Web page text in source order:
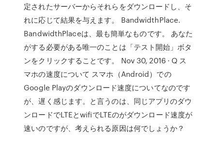
定されたサーバーからそれらをダウンロードし、そ
れに応じて結果を与えます。 BandwidthPlace.
BandwidthPlaceは、最も簡単なものです。 あなた
がする必要がある唯一のことは「テスト開始」ボタ
ンをクリックすることです。 Nov 30, 2016 · Q ス
マホの速度について スマホ（Android）での
Google Playのダウンロード速度についてなのです
が、遅く感じます。と言うのは、同じアプリのダウ
ンロードでLTEとwifiでLTEのがダウンロード速度が
速いのですが、考えられる原因は何でしょうか？